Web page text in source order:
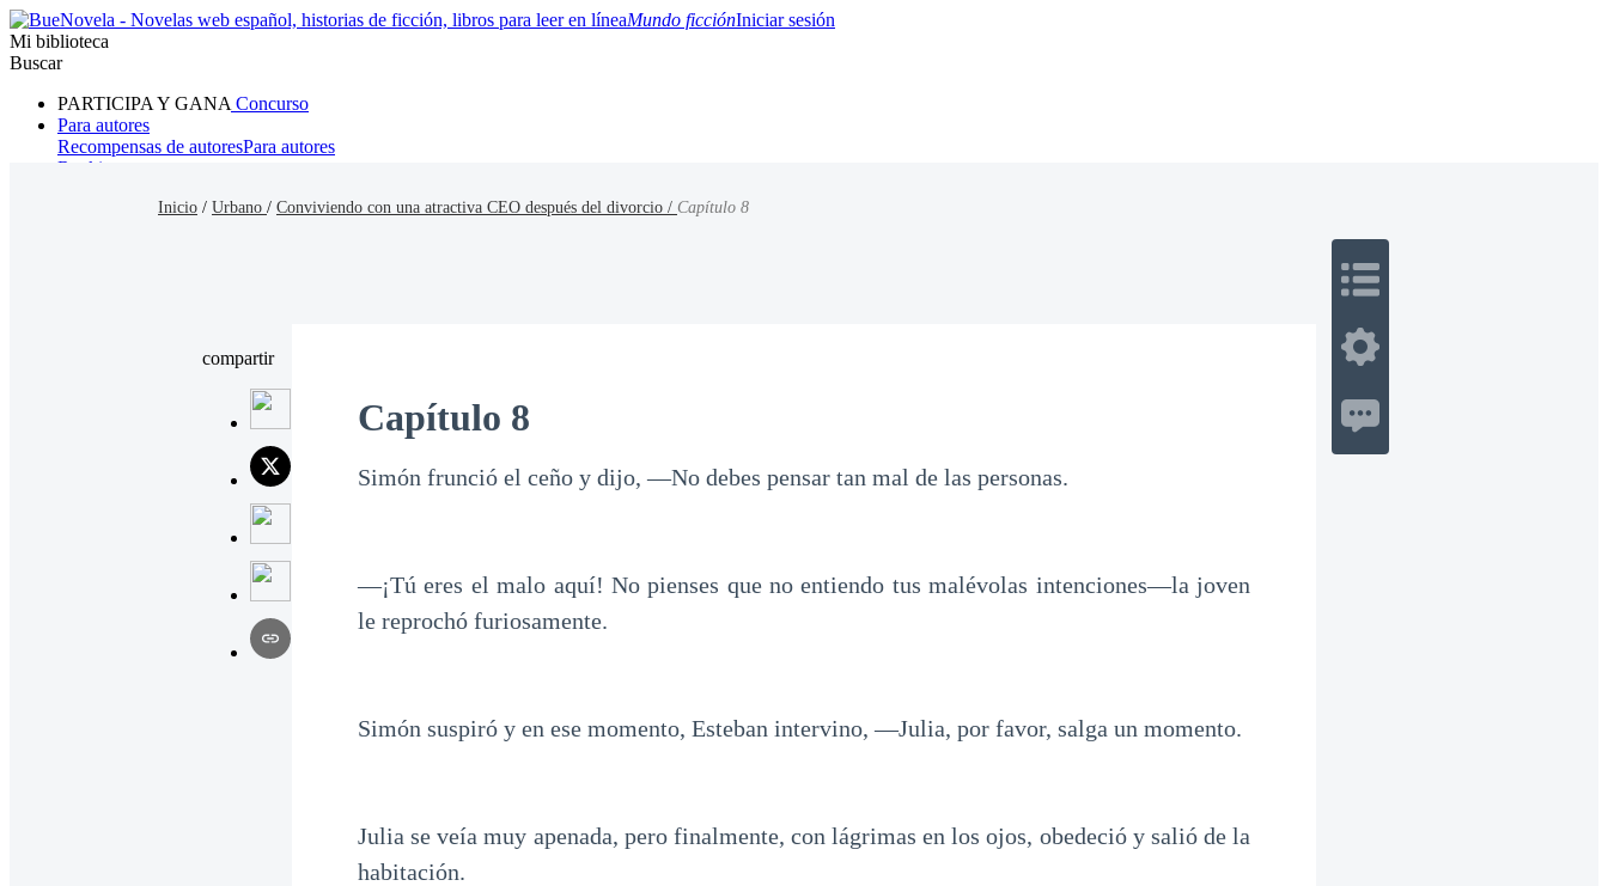
Mundo ficciónIniciar sesión
Mi biblioteca
Buscar
PARTICIPA Y GANA Concurso
Para autores
Recompensas de autoresPara autores
Ranking
Inicio / Urbano / Conviviendo con una atractiva CEO después del divorcio / Capítulo 8
compartir
Capítulo 8
Simón frunció el ceño y dijo, —No debes pensar tan mal de las personas.
—¡Tú eres el malo aquí! No pienses que no entiendo tus malévolas intenciones—la joven
le reprochó furiosamente.
Simón suspiró y en ese momento, Esteban intervino, —Julia, por favor, salga un momento.
Julia se veía muy apenada, pero finalmente, con lágrimas en los ojos, obedeció y salió de la
habitación.